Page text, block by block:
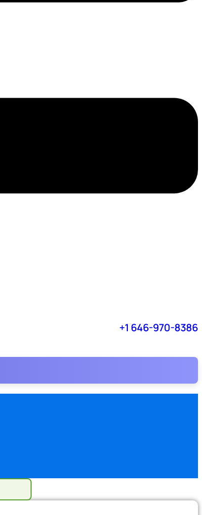
+1 646-970-8386